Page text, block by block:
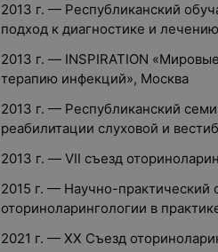
2013 г. — Республиканский
подход к диагностике и
2013 г. — INSPIRATION
терапию инфекций», Москва
2013 г. — Республиканский
реабилитации слуховой и
2013 г. — VII съезд
2015 г. — Научно-
оториноларингологии в
2021 г. — ХХ Съезд